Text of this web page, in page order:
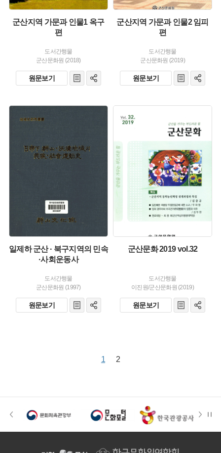
군산지역 가문과 인물1 옥구
편
도서간행물
군산문화원 (2018)
원문보기
군산지역 가문과 인물2 임피
편
도서간행물
군산문화원 (2019)
원문보기
유형 :
일제하 군산 · 북구지역의 민속
·사회운동사
도서간행물
군산문화원 (1997)
원문보기
군산문화 2019 vol.32
도서간행물
이진원/군산문화원 (2019)
원문보기
1 2